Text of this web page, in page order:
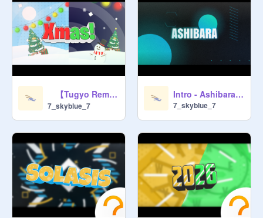
【Tugyo Remake】Intro - Xmas
7_skyblue_7
Intro - Ashibara_Art
7_skyblue_7